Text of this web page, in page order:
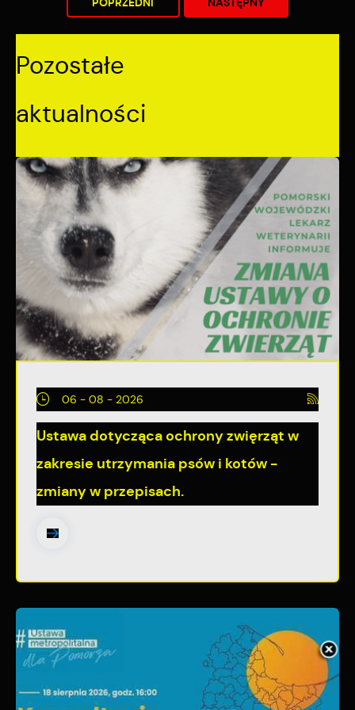
Pozostałe
aktualności
06 - 08 - 2026
Ustawa dotycząca ochrony zwięrząt w
zakresie utrzymania psów i kotów -
zmiany w przepisach.
społecznościowych.